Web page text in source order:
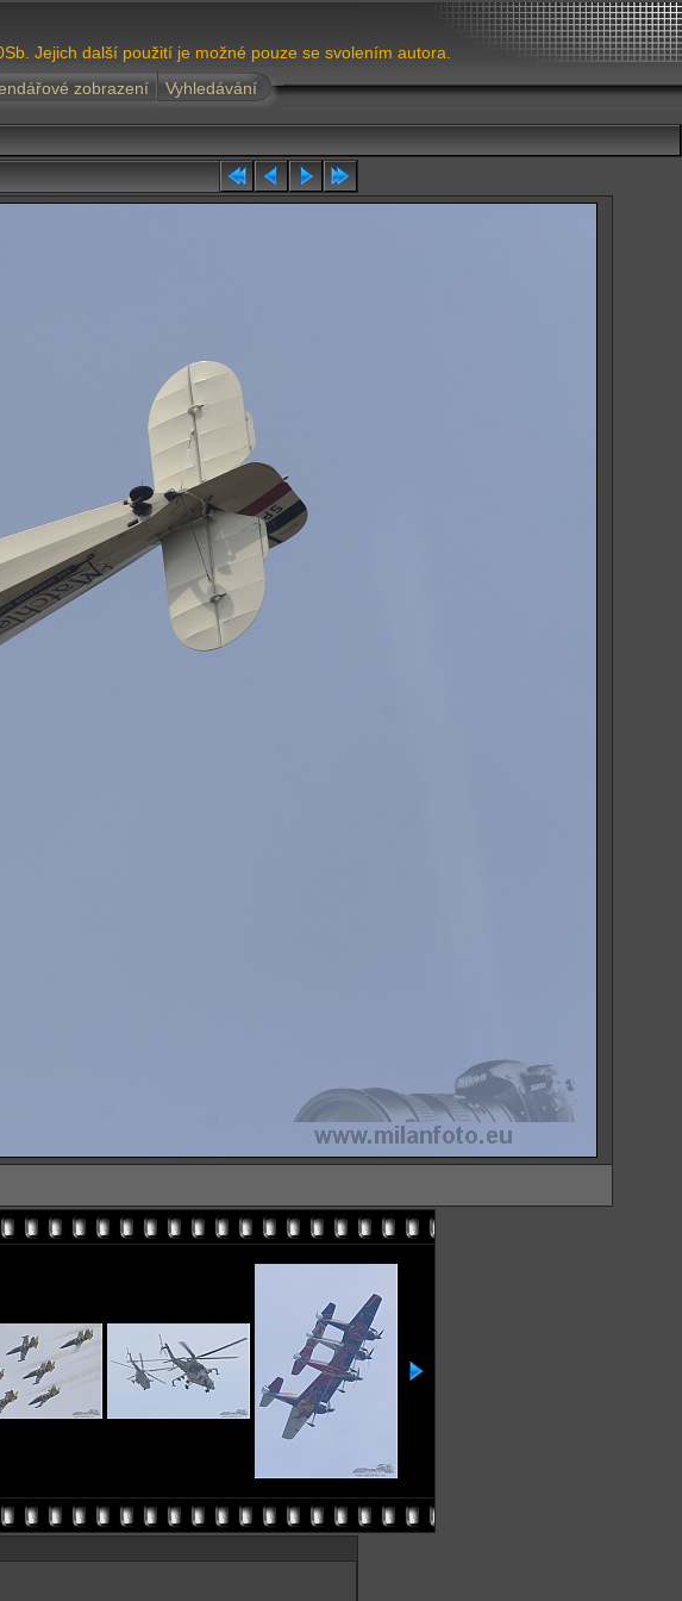
Jejich další použití je možné pouze se svolením autora.
zobrazení Vyhledávání